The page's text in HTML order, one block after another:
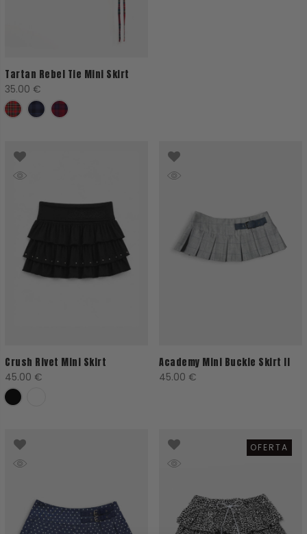
Tartan Rebel Tie Mini Skirt
35.00 €
Crush Rivet Mini Skirt
45.00 €
Academy Mini Buckle Skirt II
45.00 €
OFERTA